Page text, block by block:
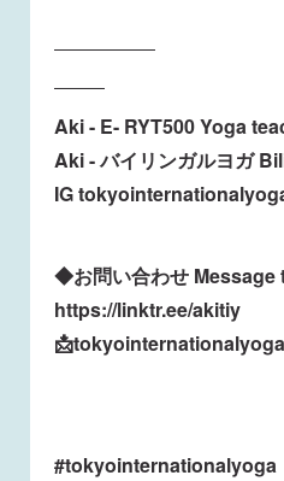
——————
———
Aki - E- RYT500 Yoga
Aki - バイリンガルヨガ
IG
◆お問い合わせ
https://linktr.ee/akitiy
#tokyointernationalyoga